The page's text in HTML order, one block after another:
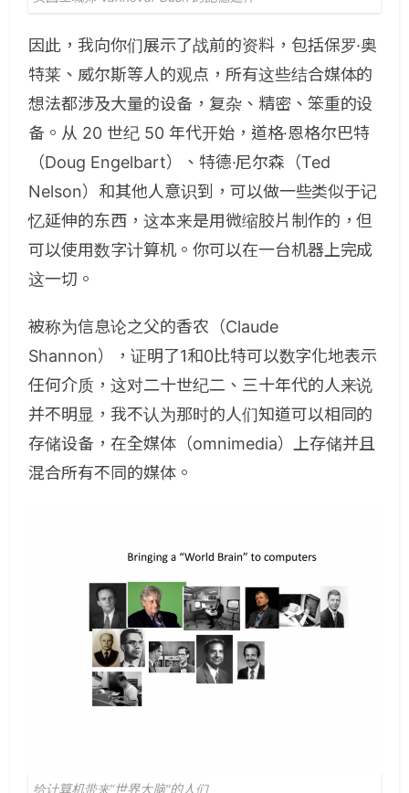
因此，我向你们展示了战前的资料，包括保罗·奥
特莱、威尔斯等人的观点，所有这些结合媒体的
想法都涉及大量的设备，复杂、精密、笨重的设
备。从 20 世纪 50 年代开始，道格·恩格尔巴特
（Doug Engelbart）、特德·尼尔森（Ted
Nelson）和其他人意识到，可以做一些类似于记
忆延伸的东西，这本来是用微缩胶片制作的，但
可以使用数字计算机。你可以在一台机器上完成
这一切。
被称为信息论之父的香农（Claude
Shannon），证明了1和0比特可以数字化地表示
任何介质，这对二十世纪二、三十年代的人来说
并不明显，我不认为那时的人们知道可以相同的
存储设备，在全媒体（omnimedia）上存储并且
混合所有不同的媒体。
给计算机带来”世界大脑“的人们